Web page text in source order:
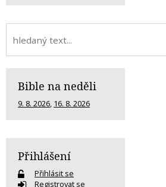
Bible na neděli
9. 8. 2026, 16. 8. 2026
Přihlášení
Přihlásit se
Registrovat se